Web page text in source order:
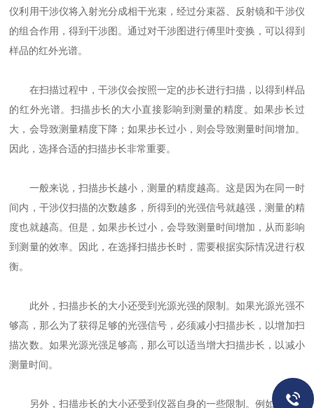
仪利用干涉仪将入射光分成相干光束，经过分束器、反射镜和干涉仪
的组合作用，得到干涉图。通过对干涉图进行傅里叶变换，可以得到
样品的红外光谱。
在扫描过程中，干涉仪会按照一定的步长进行扫描，以得到样品
的红外光谱。扫描步长的大小直接影响到测量的精度。如果步长过
大，会导致测量精度下降；如果步长过小，则会导致测量时间增加。
因此，选择合适的扫描步长非常重要。
一般来说，扫描步长越小，测量的精度越高。这是因为在同一时
间内，干涉仪扫描的次数越多，所得到的光强信号就越强，测量的精
度也就越高。但是，如果步长过小，会导致测量时间增加，从而影响
到测量的效率。因此，在选择扫描步长时，需要根据实际情况进行权
衡。
此外，扫描步长的大小还受到光源光强的限制。如果光源光强不
够高，那么为了获得足够的光强信号，必须减小扫描步长，以增加扫
描次数。如果光源光强足够高，那么可以适当增大扫描步长，以减小
测量时间。
另外，扫描步长的大小还受到仪器自身的一些限制。例如，干涉